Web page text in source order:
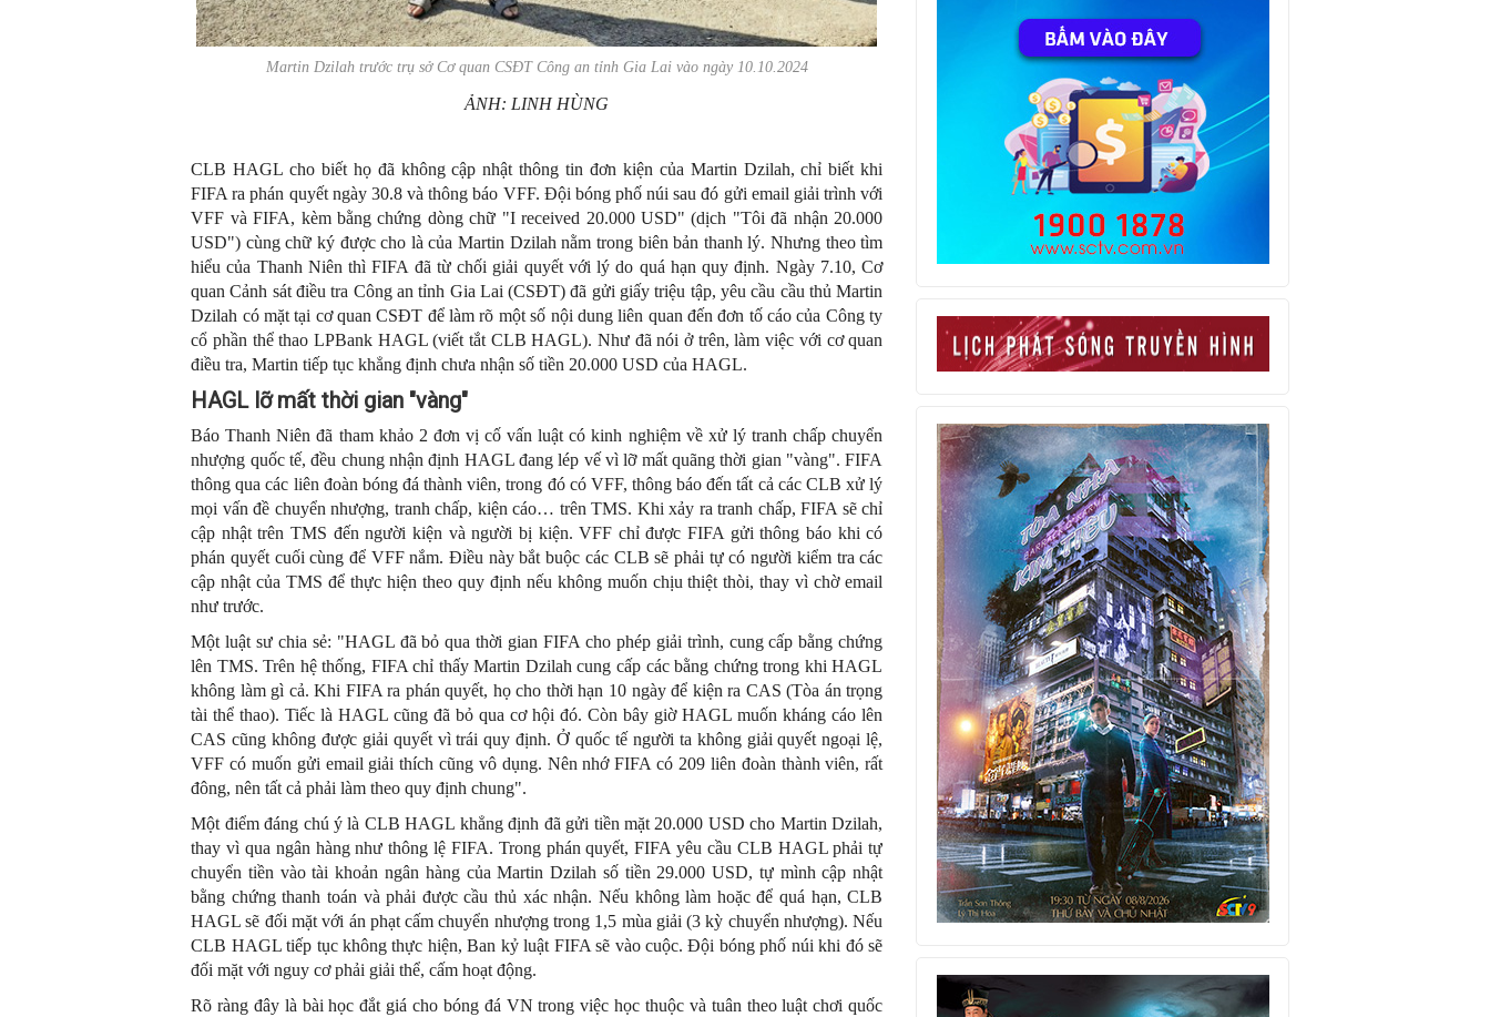
Martin Dzilah trước trụ sở Cơ quan CSĐT Công an tỉnh Gia Lai vào ngày 10.10.2024
ẢNH: LINH HÙNG
CLB HAGL cho biết họ đã không cập nhật thông tin đơn kiện của Martin Dzilah, chỉ biết khi
FIFA ra phán quyết ngày 30.8 và thông báo VFF. Đội bóng phố núi sau đó gửi email giải trình với
VFF và FIFA, kèm bằng chứng dòng chữ "I received 20.000 USD" (dịch "Tôi đã nhận 20.000
USD") cùng chữ ký được cho là của Martin Dzilah nằm trong biên bản thanh lý. Nhưng theo tìm
hiểu của Thanh Niên thì FIFA đã từ chối giải quyết với lý do quá hạn quy định. Ngày 7.10, Cơ
quan Cảnh sát điều tra Công an tỉnh Gia Lai (CSĐT) đã gửi giấy triệu tập, yêu cầu cầu thủ Martin
Dzilah có mặt tại cơ quan CSĐT để làm rõ một số nội dung liên quan đến đơn tố cáo của Công ty
cổ phần thể thao LPBank HAGL (viết tắt CLB HAGL). Như đã nói ở trên, làm việc với cơ quan
điều tra, Martin tiếp tục khẳng định chưa nhận số tiền 20.000 USD của HAGL.
HAGL lỡ mất thời gian "vàng"
Báo Thanh Niên đã tham khảo 2 đơn vị cố vấn luật có kinh nghiệm về xử lý tranh chấp chuyển
nhượng quốc tế, đều chung nhận định HAGL đang lép vế vì lỡ mất quãng thời gian "vàng". FIFA
thông qua các liên đoàn bóng đá thành viên, trong đó có VFF, thông báo đến tất cả các CLB xử lý
mọi vấn đề chuyển nhượng, tranh chấp, kiện cáo… trên TMS. Khi xảy ra tranh chấp, FIFA sẽ chỉ
cập nhật trên TMS đến người kiện và người bị kiện. VFF chỉ được FIFA gửi thông báo khi có
phán quyết cuối cùng để VFF nắm. Điều này bắt buộc các CLB sẽ phải tự có người kiểm tra các
cập nhật của TMS để thực hiện theo quy định nếu không muốn chịu thiệt thòi, thay vì chờ email
như trước.
Một luật sư chia sẻ: "HAGL đã bỏ qua thời gian FIFA cho phép giải trình, cung cấp bằng chứng
lên TMS. Trên hệ thống, FIFA chỉ thấy Martin Dzilah cung cấp các bằng chứng trong khi HAGL
không làm gì cả. Khi FIFA ra phán quyết, họ cho thời hạn 10 ngày để kiện ra CAS (Tòa án trọng
tài thể thao). Tiếc là HAGL cũng đã bỏ qua cơ hội đó. Còn bây giờ HAGL muốn kháng cáo lên
CAS cũng không được giải quyết vì trái quy định. Ở quốc tế người ta không giải quyết ngoại lệ,
VFF có muốn gửi email giải thích cũng vô dụng. Nên nhớ FIFA có 209 liên đoàn thành viên, rất
đông, nên tất cả phải làm theo quy định chung".
Một điểm đáng chú ý là CLB HAGL khẳng định đã gửi tiền mặt 20.000 USD cho Martin Dzilah,
thay vì qua ngân hàng như thông lệ FIFA. Trong phán quyết, FIFA yêu cầu CLB HAGL phải tự
chuyển tiền vào tài khoản ngân hàng của Martin Dzilah số tiền 29.000 USD, tự mình cập nhật
bằng chứng thanh toán và phải được cầu thủ xác nhận. Nếu không làm hoặc để quá hạn, CLB
HAGL sẽ đối mặt với án phạt cấm chuyển nhượng trong 1,5 mùa giải (3 kỳ chuyển nhượng). Nếu
CLB HAGL tiếp tục không thực hiện, Ban kỷ luật FIFA sẽ vào cuộc. Đội bóng phố núi khi đó sẽ
đối mặt với nguy cơ phải giải thể, cấm hoạt động.
Rõ ràng đây là bài học đắt giá cho bóng đá VN trong việc học thuộc và tuân theo luật chơi quốc